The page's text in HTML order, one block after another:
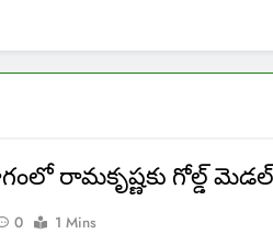
రామకృష్ణకు గోల్డ్
0
1 Mins